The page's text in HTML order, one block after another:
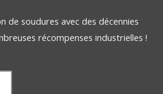
de soudures avec des décennies
récompenses industrielles !